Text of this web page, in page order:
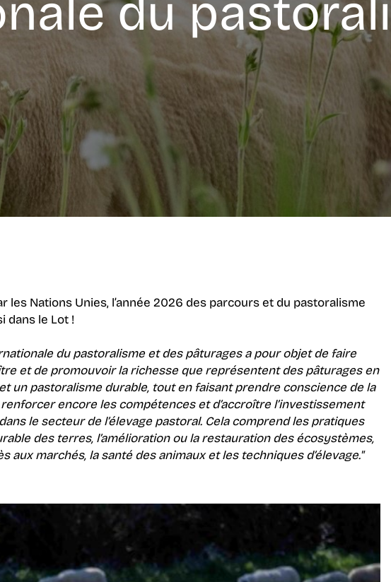
du
les Nations Unies, l’année 2026 des parcours et du pastoralisme
dans le Lot !
du pastoralisme et des pâturages a pour objet de faire
et de promouvoir la richesse que représentent des pâturages en
un pastoralisme durable, tout en faisant prendre conscience de la
encore les compétences et d’accroître l’investissement
le secteur de l’élevage pastoral. Cela comprend les pratiques
des terres, l’amélioration ou la restauration des écosystèmes,
aux marchés, la santé des animaux et les techniques d’élevage."